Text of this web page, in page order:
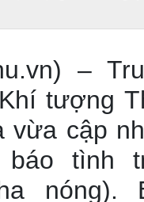
–
tượng
vừa cập
tình
nóng).